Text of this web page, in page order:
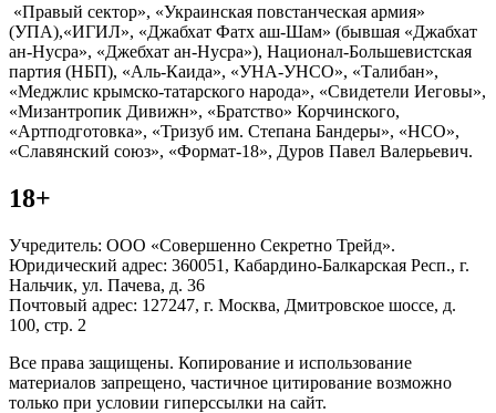
«Правый сектор», «Украинская повстанческая армия»
(УПА),«ИГИЛ», «Джабхат Фатх аш-Шам» (бывшая «Джабхат
ан-Нусра», «Джебхат ан-Нусра»), Национал-Большевистская
партия (НБП), «Аль-Каида», «УНА-УНСО», «Талибан»,
«Меджлис крымско-татарского народа», «Свидетели Иеговы»,
«Мизантропик Дивижн», «Братство» Корчинского,
«Артподготовка», «Тризуб им. Степана Бандеры», «НСО»,
«Славянский союз», «Формат-18», Дуров Павел Валерьевич.
18+
Учредитель: ООО «Совершенно Секретно Трейд».
Юридический адрес: 360051, Кабардино-Балкарская Респ., г.
Нальчик, ул. Пачева, д. 36
Почтовый адрес: 127247, г. Москва, Дмитровское шоссе, д.
100, стр. 2
Все права защищены. Копирование и использование
материалов запрещено, частичное цитирование возможно
только при условии гиперссылки на сайт.